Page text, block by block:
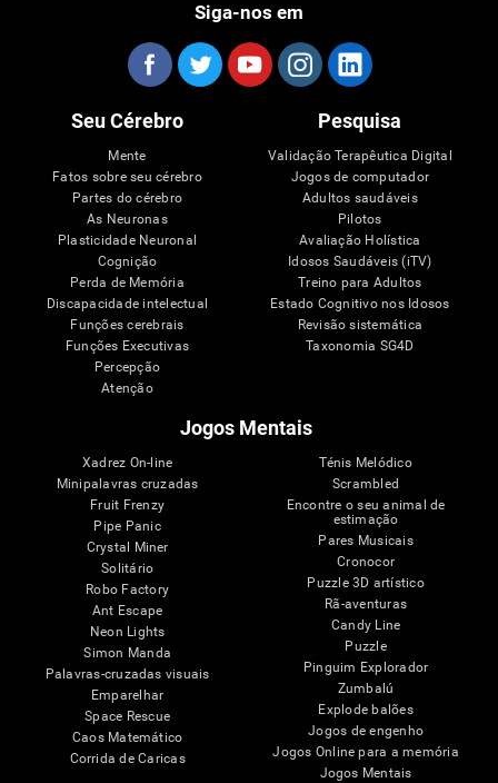
Siga-nos em
Seu Cérebro
Mente
Fatos sobre seu cérebro
Partes do cérebro
As Neuronas
Plasticidade Neuronal
Cognição
Perda de Memória
Discapacidade intelectual
Funções cerebrais
Funções Executivas
Percepção
Atenção
Pesquisa
Validação Terapêutica Digital
Jogos de computador
Adultos saudáveis
Pilotos
Avaliação Holística
Idosos Saudáveis (iTV)
Treino para Adultos
Estado Cognitivo nos Idosos
Revisão sistemática
Taxonomia SG4D
Jogos Mentais
Xadrez On-line
Minipalavras cruzadas
Fruit Frenzy
Pipe Panic
Crystal Miner
Solitário
Robo Factory
Ant Escape
Neon Lights
Simon Manda
Palavras-cruzadas visuais
Emparelhar
Space Rescue
Caos Matemático
Corrida de Caricas
Ténis Melódico
Scrambled
Encontre o seu animal de
estimação
Pares Musicais
Cronocor
Puzzle 3D artístico
Rã-aventuras
Candy Line
Puzzle
Pinguim Explorador
Zumbalú
Explode balões
Jogos de engenho
Jogos Online para a memória
Jogos Mentais